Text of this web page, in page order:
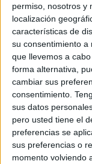
permiso, nosotros y
localización
características de
su consentimiento a
que llevemos a
forma alternativa,
cambiar sus
consentimiento.
sus datos
pero usted tiene el
preferencias se
sus preferencias o
momento volviendo
POR
Es
POR
El
POR
El
POR